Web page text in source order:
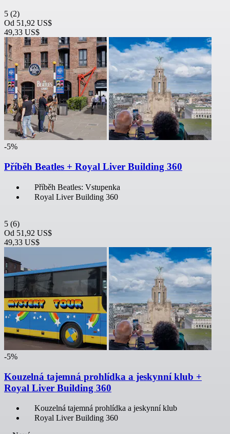
5 (2)
Od 51,92 US$
49,33 US$
-5%
Příběh Beatles + Royal Liver Building 360
Příběh Beatles: Vstupenka
Royal Liver Building 360
5 (6)
Od 51,92 US$
49,33 US$
-5%
Kouzelná tajemná prohlídka a jeskynní klub +
Royal Liver Building 360
Kouzelná tajemná prohlídka a jeskynní klub
Royal Liver Building 360